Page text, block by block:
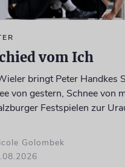
vom Ich
bringt Peter Handkes
von gestern, Schnee von
Festspielen zur
Golombek